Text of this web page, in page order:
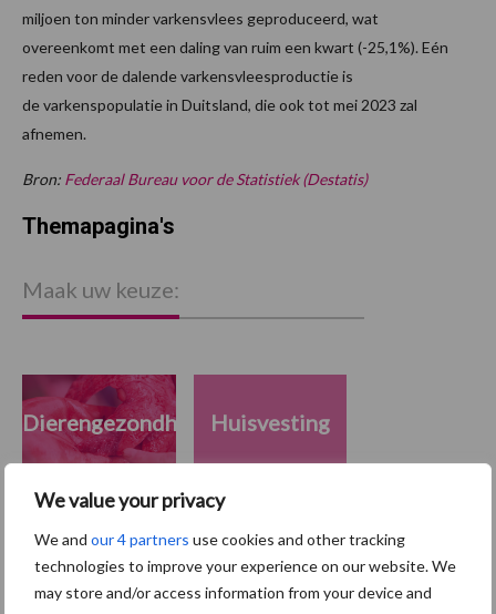
We value your privacy
We and our 4 partners use cookies and other tracking
technologies to improve your experience on our website. We
may store and/or access information from your device and
miljoen ton minder varkensvlees geproduceerd, wat
overeenkomt met een daling van ruim een ​​kwart (-25,1%). Eén
reden voor de dalende varkensvleesproductie is
de varkenspopulatie in Duitsland, die ook tot mei 2023 zal
afnemen.
Bron: Federaal Bureau voor de Statistiek (Destatis)
Themapagina's
Maak uw keuze:
Dierengezondheid Huisvesting
Toon meer